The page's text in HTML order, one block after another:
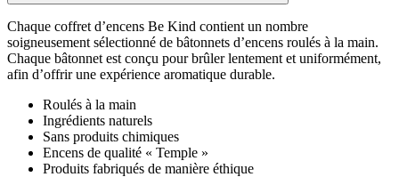
Chaque coffret d’encens Be Kind contient un nombre
soigneusement sélectionné de bâtonnets d’encens roulés à la main.
Chaque bâtonnet est conçu pour brûler lentement et uniformément,
afin d’offrir une expérience aromatique durable.
Roulés à la main
Ingrédients naturels
Sans produits chimiques
Encens de qualité « Temple »
Produits fabriqués de manière éthique